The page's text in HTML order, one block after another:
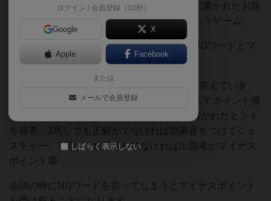
『にゃんとマン』というパペットでカードに書かれたお題
をジェスチャーして、そのお題を当ててもらうゲーム。
お題カードにはお題とヒントとポイント、NGワードとマ
イナスポイントが記載されています。
ジェスチャーしている人(出題者)の左隣から答えていき、
正解が出たら正解者がお題カードを受け取ってポイント獲
得！ 1周しても正解がでなければカードに書かれたヒント
を発表。2周しても正解がでなければ効果音をつけてジェ
スチャー。3周しても正解がでなければ出題者がマイナス
ポイント😨
会頭の時にNGワードを言ってしまうとマイナスポイント
ログイン / 会員登録（10秒）
Google X
Apple Facebook
または
メールで会員登録
しばらく表示しない